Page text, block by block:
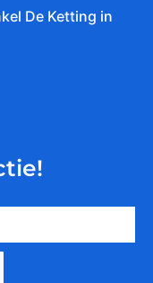
De Ketting in